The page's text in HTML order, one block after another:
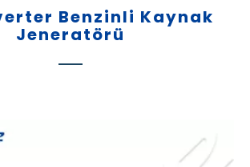
Benzinli Kaynak
Jeneratörü